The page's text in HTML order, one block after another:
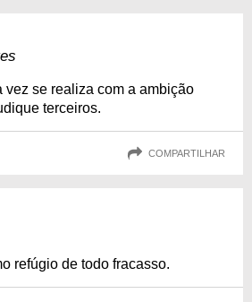
vez se realiza com a ambição
terceiros.
COMPARTILHAR
refúgio de todo fracasso.